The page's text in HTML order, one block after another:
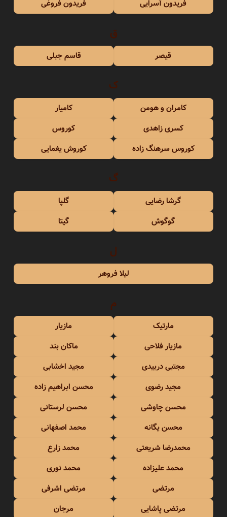
فریدون آسرایی
فریدون فروغی
ق
قیصر قاسم جبلی
ک
کامران و هومن
کامیار
کسری زاهدی
کوروس
کوروس سرهنگ زاده
کوروش یغمایی
گ
گرشا رضایی
گلپا
گوگوش
گیتا
ل
لیلا فروهر
م
مارتیک
مازیار
مازیار فلاحی
ماکان بند
مجتبی دربیدی
مجید اخشابی
مجید رضوی
محسن ابراهیم زاده
محسن چاوشی
محسن لرستانی
محسن یگانه
محمد اصفهانی
محمدرضا شریعتی
محمد زارع
محمد علیزاده
محمد نوری
مرتضی
مرتضی اشرفی
مرتضی پاشایی
مرجان